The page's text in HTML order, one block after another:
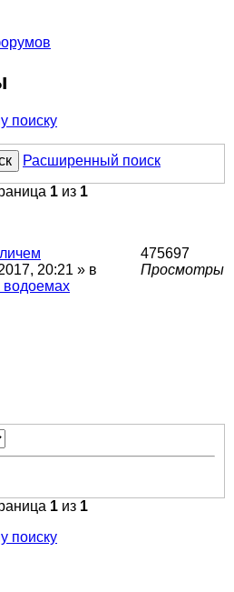
поиску
Расширенный поиск
1 из 1
20:21 » в
водоемах
475697
Просмотры
1 из 1
поиску